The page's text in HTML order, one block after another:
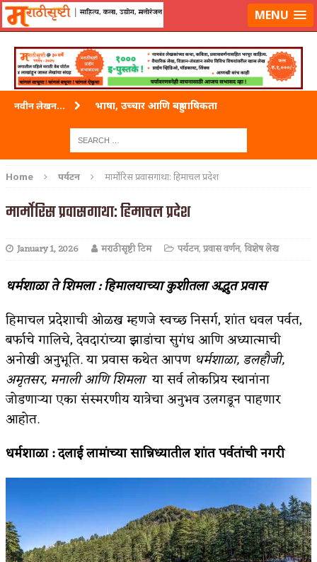
लॉग-इन करा|लेखक नोंदणी कराMENU
नवीन लेखन... भाषा, उच्चार आणि बहुभाषिकता
ताम्र – एक अफलातून धातू (COPPER)
अशी एक कविता लिहू इच्छिते
पाटलाची विहीर
शपथ
किती घोषणांचा पाऊस होता
कसं हुईन तं हू माय…
काळजाचे प्रेत
आदिवासींचा डॉक्टर, समाजसेवेचा ध्यास : डॉ. राहुल
डेंग्यू: ताप उतरला म्हणजे धोका टळला असे नाही!
४ जुलै – इतिहासात घडलेल्या महत्त्वाच्या घटना
Home पर्यटन मार्मोरिस प्रवासगाथा: हिमाचल प्रदेश
मार्मोरिस प्रवासगाथा: हिमाचल प्रदेश
January 1, 2026 मराठीसृष्टी टिम पर्यटन,प्रवास वर्णन,विशेष लेख
धर्मशाळा ते शिमला : हिमालयाच्या कुशीतला अद्भुत प्रवास
हिमाचल प्रदेशाची ओळख म्हणजे स्वच्छ निसर्ग, शांत धवल पर्वत,
बर्फाचे गालिचे, देवदारांच्या झाडांचा सुगंध आणि अध्यात्माची
अनोखी अनुभूति. या प्रवास कथेत आपण धर्मशाळा,डलहौजी,
अमृतसर, मनाली आणि शिमलाया सर्व लोकप्रिय स्थानांना
जोडणाऱ्या एका संस्मरणीय यात्रेचा अनुभव उलगडून पाहणार
आहोत.
धर्मशाळा : दलाई लामांच्या सान्निध्यातील शांत पर्वतांची नगरी